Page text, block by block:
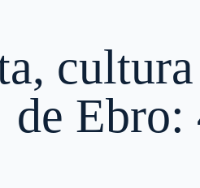
de Ebro: